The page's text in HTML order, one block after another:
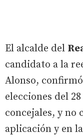
El alcalde del
candidato a la
Alonso,
elecciones del
concejales, y no
aplicación y en